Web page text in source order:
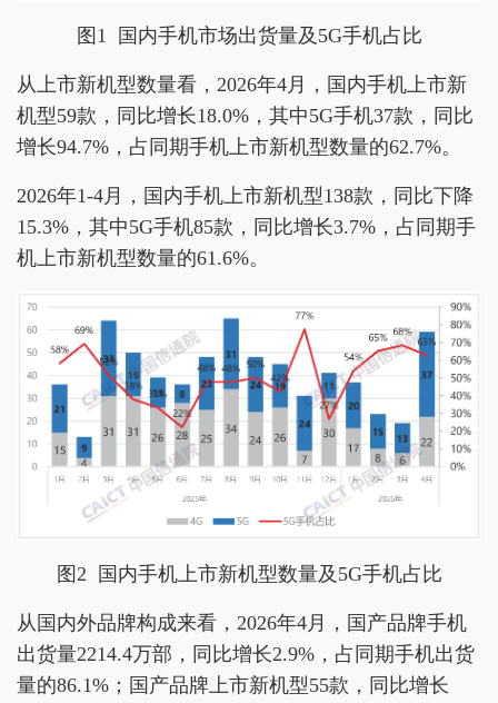
图1 国内手机市场出货量及5G手机占比
从上市新机型数量看，2026年4月，国内手机上市新
机型59款，同比增长18.0%，其中5G手机37款，同比
增长94.7%，占同期手机上市新机型数量的62.7%。
2026年1-4月，国内手机上市新机型138款，同比下降
15.3%，其中5G手机85款，同比增长3.7%，占同期手
机上市新机型数量的61.6%。
图2 国内手机上市新机型数量及5G手机占比
从国内外品牌构成来看，2026年4月，国产品牌手机
出货量2214.4万部，同比增长2.9%，占同期手机出货
量的86.1%；国产品牌上市新机型55款，同比增长